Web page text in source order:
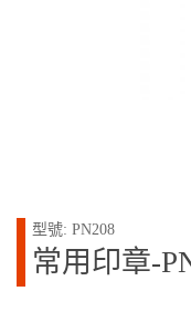
型號: PN208
常用印章-